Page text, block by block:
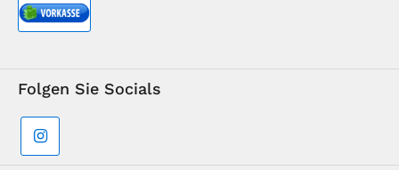
Folgen Sie Socials